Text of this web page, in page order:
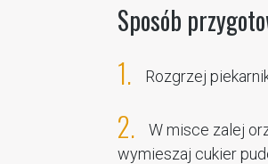
Sposób
1. Rozgrzej
2.
W misce zalej
wymieszaj cukier